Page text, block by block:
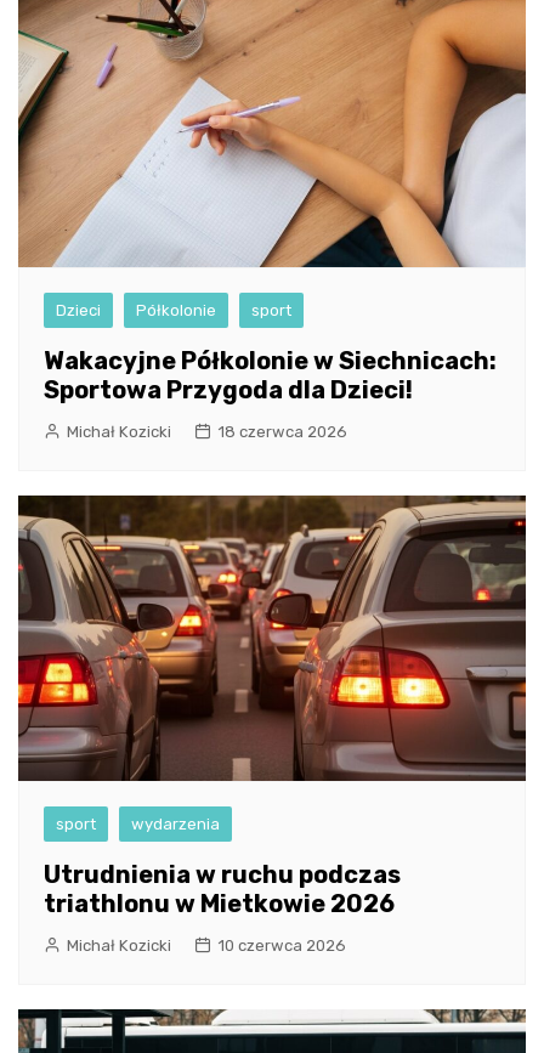
Dzieci Półkolonie sport
Wakacyjne Półkolonie w Siechnicach:
Sportowa Przygoda dla Dzieci!
Michał Kozicki 18 czerwca 2026
sport wydarzenia
Utrudnienia w ruchu podczas
triathlonu w Mietkowie 2026
Michał Kozicki 10 czerwca 2026